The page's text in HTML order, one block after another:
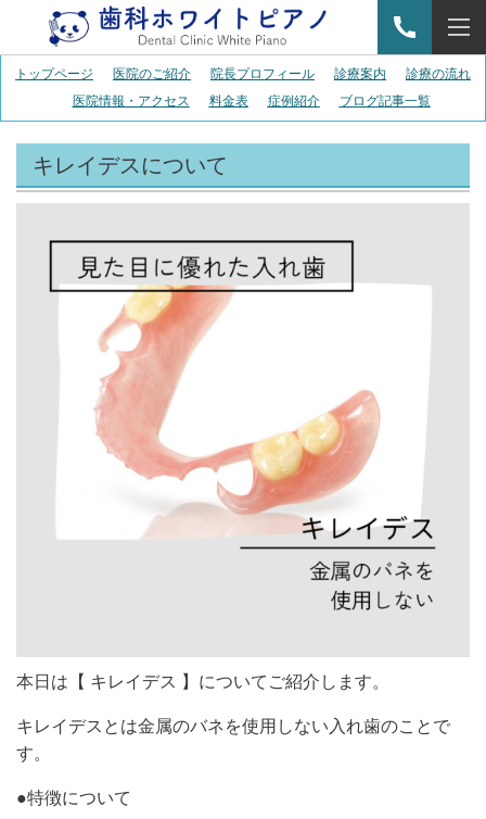
トップページ 医院のご紹介 院長プロフィール 診療案内
診療の流れ
医院情報・アクセス
料金表 症例紹介 ブログ記事一覧
キレイデスについて
本日は【 キレイデス 】についてご紹介します。
キレイデスとは金属のバネを使用しない入れ歯のことで
す。
●特徴について